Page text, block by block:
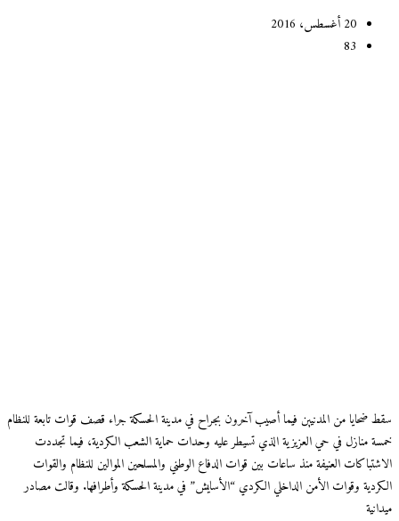
20 أغسطس، 2016
83
سقط ضحايا من المدنيين فيما أصيب آخرون بجراح في مدينة الحسكة جراء قصف قوات تابعة للنظام
خمسة منازل في حي العزيزية الذي تسيطر عليه وحدات حماية الشعب الكردية، فيما تجددت
الاشتباكات العنيفة منذ ساعات بين قوات الدفاع الوطني والمسلحين الموالين للنظام والقوات
الكردية وقوات الأمن الداخلي الكردي “الأسايش” في مدينة الحسكة وأطرافها. وقالت مصادر
ميدانية